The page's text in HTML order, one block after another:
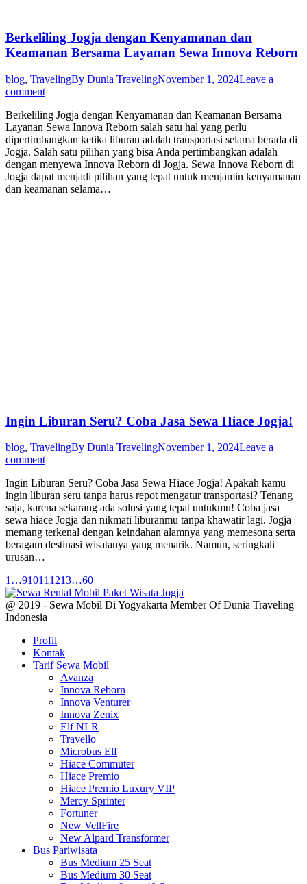
Berkeliling Jogja dengan Kenyamanan dan
Keamanan Bersama Layanan Sewa Innova Reborn
blog, TravelingBy Dunia TravelingNovember 1, 2024Leave a
comment
Berkeliling Jogja dengan Kenyamanan dan Keamanan Bersama
Layanan Sewa Innova Reborn salah satu hal yang perlu
dipertimbangkan ketika liburan adalah transportasi selama berada di
Jogja. Salah satu pilihan yang bisa Anda pertimbangkan adalah
dengan menyewa Innova Reborn di Jogja. Sewa Innova Reborn di
Jogja dapat menjadi pilihan yang tepat untuk menjamin kenyamanan
dan keamanan selama…
Ingin Liburan Seru? Coba Jasa Sewa Hiace Jogja!
blog, TravelingBy Dunia TravelingNovember 1, 2024Leave a
comment
Ingin Liburan Seru? Coba Jasa Sewa Hiace Jogja! Apakah kamu
ingin liburan seru tanpa harus repot mengatur transportasi? Tenang
saja, karena sekarang ada solusi yang tepat untukmu! Coba jasa
sewa hiace Jogja dan nikmati liburanmu tanpa khawatir lagi. Jogja
memang terkenal dengan keindahan alamnya yang memesona serta
beragam destinasi wisatanya yang menarik. Namun, seringkali
urusan…
1 …91011 1213…60
@ 2019 - Sewa Mobil Di Yogyakarta Member Of Dunia Traveling
Indonesia
Profil
Kontak
Tarif Sewa Mobil
Avanza
Innova Reborn
Innova Venturer
Innova Zenix
Elf NLR
Travello
Microbus Elf
Hiace Commuter
Hiace Premio
Hiace Premio Luxury VIP
Mercy Sprinter
Fortuner
New VellFire
New Alpard Transformer
Bus Pariwisata
Bus Medium 25 Seat
Bus Medium 30 Seat